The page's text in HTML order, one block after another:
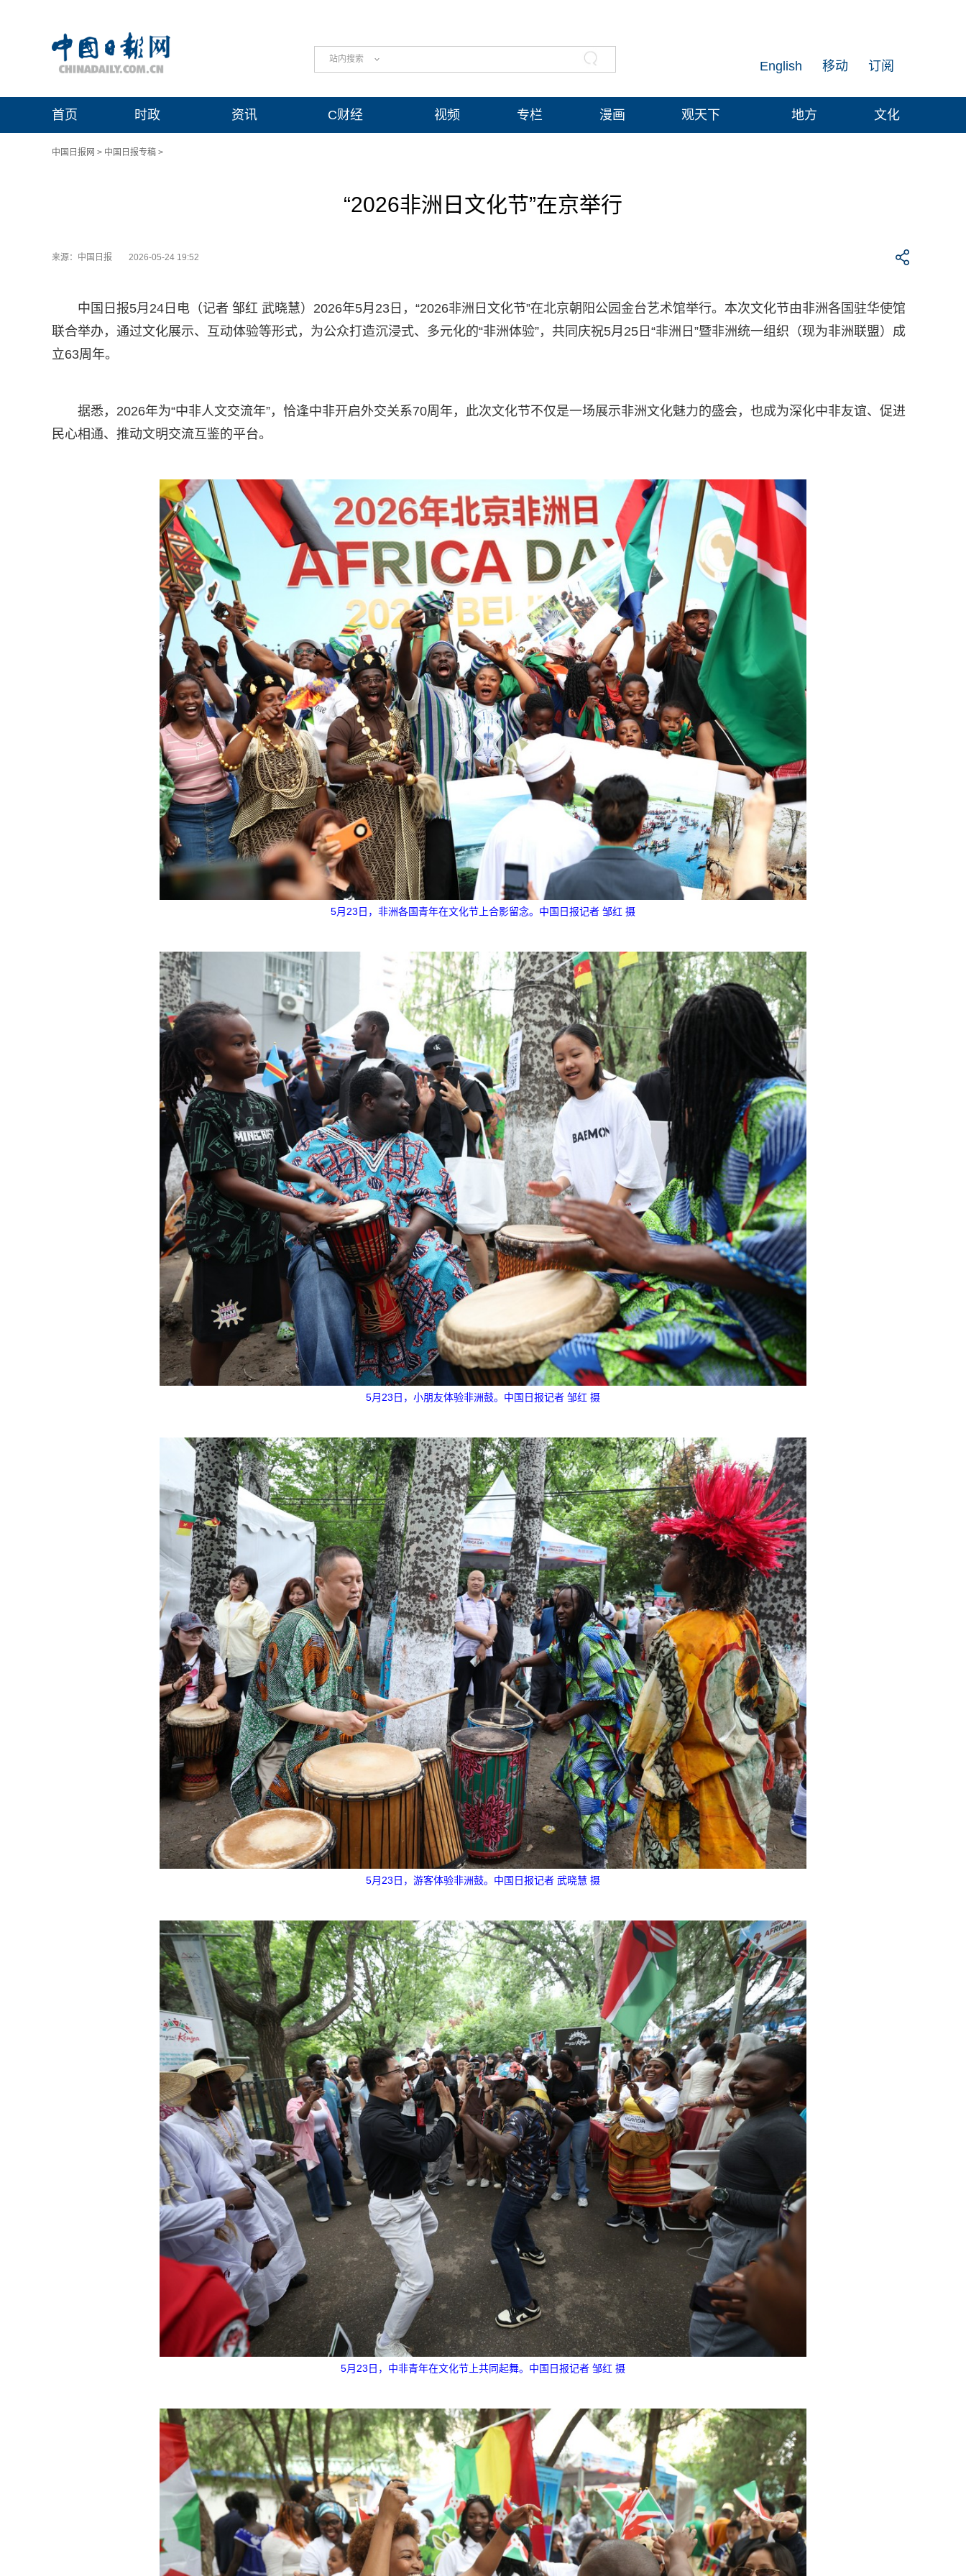
站内搜索 订阅
移动
English
首页 时政 资讯 C财经 视频 专栏 漫画 观天下 地方 文化
中国日报网 > 中国日报专稿 >
“2026非洲日文化节”在京举行
来源：中国日报 2026-05-24 19:52
中国日报5月24日电（记者 邹红 武晓慧）2026年5月23日，“2026非洲日文化节”在北京朝阳公园金台艺术馆举行。本次文化节由非洲各国驻华使馆
联合举办，通过文化展示、互动体验等形式，为公众打造沉浸式、多元化的“非洲体验”，共同庆祝5月25日“非洲日”暨非洲统一组织（现为非洲联盟）成
立63周年。
据悉，2026年为“中非人文交流年”，恰逢中非开启外交关系70周年，此次文化节不仅是一场展示非洲文化魅力的盛会，也成为深化中非友谊、促进
民心相通、推动文明交流互鉴的平台。
5月23日，非洲各国青年在文化节上合影留念。中国日报记者 邹红 摄
5月23日，小朋友体验非洲鼓。中国日报记者 邹红 摄
5月23日，游客体验非洲鼓。中国日报记者 武晓慧 摄
5月23日，中非青年在文化节上共同起舞。中国日报记者 邹红 摄